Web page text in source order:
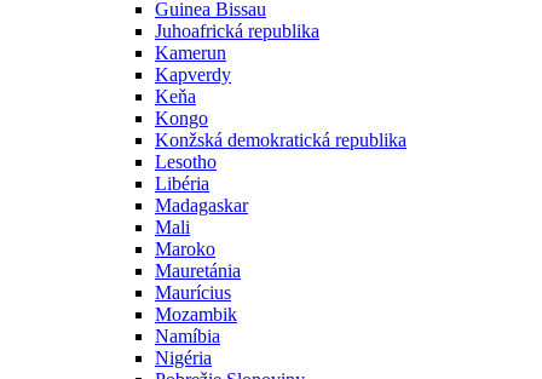
Guinea Bissau
Juhoafrická republika
Kamerun
Kapverdy
Keňa
Kongo
Konžská demokratická republika
Lesotho
Libéria
Madagaskar
Mali
Maroko
Mauretánia
Maurícius
Mozambik
Namíbia
Nigéria